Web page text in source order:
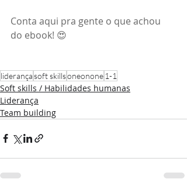
Conta aqui pra gente o que achou
do ebook! 😍
liderançasoft skillsoneonone 1-1
Soft skills / Habilidades humanas
Liderança
Team building